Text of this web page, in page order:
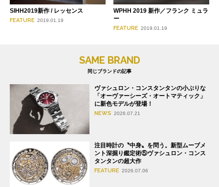
SIHH2019新作 / レッセンス
FEATURE 2019.01.19
WPHH 2019 新作／フランク ミュラ
ー
FEATURE 2019.01.19
SAME BRAND
同じブランドの記事
ヴァシュロン・コンスタンタンの小ぶりな
「オーヴァーシーズ・オートマティック」
に新色モデルが登場！
NEWS 2026.07.21
注目時計の〝中身〟を問う。新型ムーブメ
ント深掘り鑑定術⑤ヴァシュロン・コンス
タンタンの超大作
FEATURE 2026.07.06